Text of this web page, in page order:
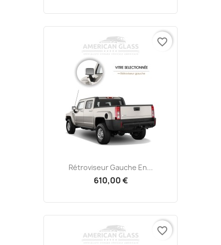
Rétroviseur Gauche En...
610,00 €
favorite_border
favorite_border